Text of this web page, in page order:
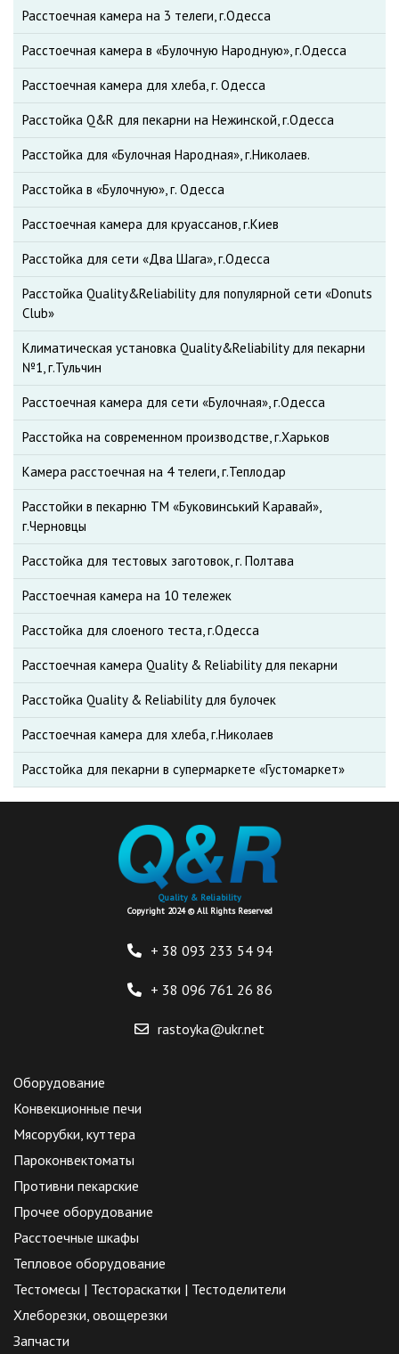
Расстоечная камера на 3 телеги, г.Одесса
Расстоечная камера в «Булочную Народную», г.Одесса
Расстоечная камера для хлеба, г. Одесса
Расстойка Q&R для пекарни на Нежинской, г.Одесса
Расстойка для «Булочная Народная», г.Николаев.
Расстойка в «Булочную», г. Одесса
Расстоечная камера для круассанов, г.Киев
Расстойка для сети «Два Шага», г.Одесса
Расстойка Quality&Reliability для популярной сети «Donuts
Club»
Климатическая установка Quality&Reliability для пекарни
№1, г.Тульчин
Расстоечная камера для сети «Булочная», г.Одесса
Расстойка на современном производстве, г.Харьков
Камера расстоечная на 4 телеги, г.Теплодар
Расстойки в пекарню ТМ «Буковинський Каравай»,
г.Черновцы
Расстойка для тестовых заготовок, г. Полтава
Расстоечная камера на 10 тележек
Расстойка для слоеного теста, г.Одесса
Расстоечная камера Quality & Reliability для пекарни
Расстойка Quality & Reliability для булочек
Расстоечная камера для хлеба, г.Николаев
Расстойка для пекарни в супермаркете «Густомаркет»
Quality & Reliability
Copyright 2024 © All Rights Reserved
Оборудование
Конвекционные печи
Мясорубки, куттера
Пароконвектоматы
Противни пекарские
Прочее оборудование
Расстоечные шкафы
Тепловое оборудование
Тестомесы | Тестораскатки | Тестоделители
Хлеборезки, овощерезки
Запчасти
+ 38 093 233 54 94
+ 38 096 761 26 86
rastoyka@ukr.net